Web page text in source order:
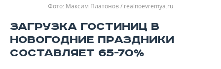
Максим Платонов / realnoevremya.ru
ЗАГРУЗКА ГОСТИНИЦ В
НОВОГОДНИЕ ПРАЗДНИКИ
СОСТАВЛЯЕТ 65-70%